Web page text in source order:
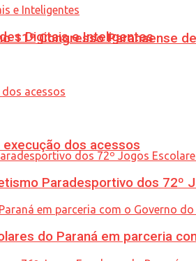
Congresso Paranaense
dos acessos
Digitais e Inteligentes
Paradesportivo dos 72º
do Paraná em parceria